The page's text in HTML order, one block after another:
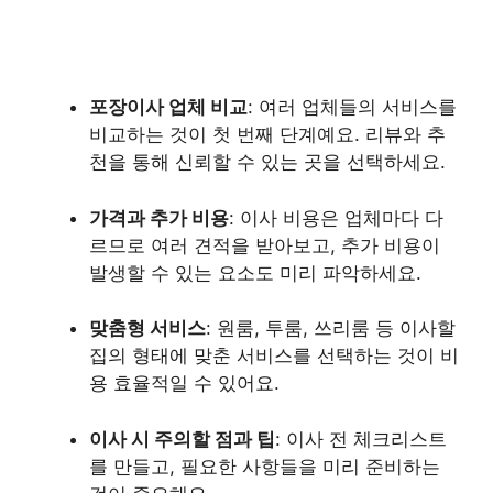
포장이사 업체 비교: 여러 업체들의 서비스를
비교하는 것이 첫 번째 단계예요. 리뷰와 추
천을 통해 신뢰할 수 있는 곳을 선택하세요.
가격과 추가 비용: 이사 비용은 업체마다 다
르므로 여러 견적을 받아보고, 추가 비용이
발생할 수 있는 요소도 미리 파악하세요.
맞춤형 서비스: 원룸, 투룸, 쓰리룸 등 이사할
집의 형태에 맞춘 서비스를 선택하는 것이 비
용 효율적일 수 있어요.
이사 시 주의할 점과 팁: 이사 전 체크리스트
를 만들고, 필요한 사항들을 미리 준비하는